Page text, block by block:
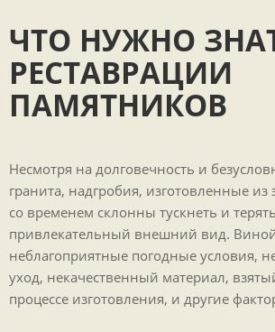
ЧТО НУЖНО
РЕСТАВРАЦИИ
ПАМЯТНИКОВ
Несмотря на долговечность и
гранита, надгробия, изготовленные из
со временем склонны тускнеть и терять
привлекательный внешний вид.
неблагоприятные погодные условия,
уход, некачественный материал,
процессе изготовления, и другие